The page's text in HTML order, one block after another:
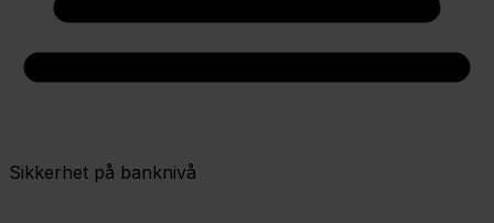
Sikkerhet på banknivå